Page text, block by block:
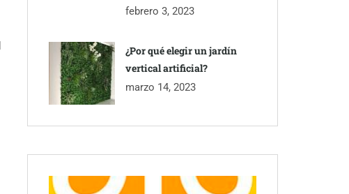
febrero 3, 2023
¿Por qué elegir un jardín
vertical artificial?
marzo 14, 2023